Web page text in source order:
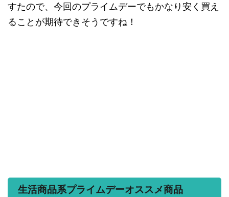
すたので、今回のプライムデーでもかなり安く買え
ることが期待できそうですね！
生活商品系プライムデーオススメ商品